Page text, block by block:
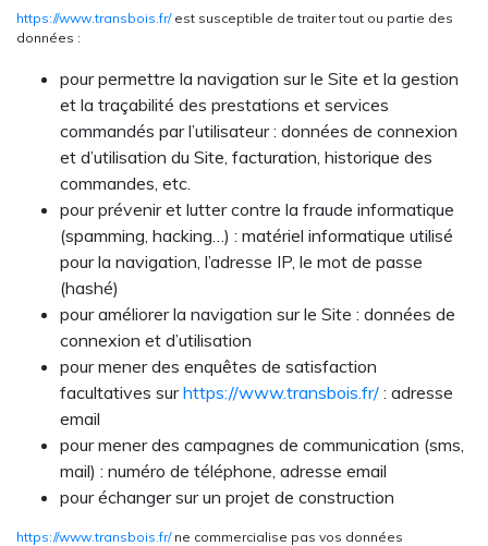
https://www.transbois.fr/est susceptible de traiter tout ou partie des
données :
pour permettre la navigation sur le Site et la gestion
et la traçabilité des prestations et services
commandés par l’utilisateur : données de connexion
et d’utilisation du Site, facturation, historique des
commandes, etc.
pour prévenir et lutter contre la fraude informatique
(spamming, hacking…) : matériel informatique utilisé
pour la navigation, l’adresse IP, le mot de passe
(hashé)
pour améliorer la navigation sur le Site : données de
connexion et d’utilisation
pour mener des enquêtes de satisfaction
facultatives surhttps://www.transbois.fr/ : adresse
email
pour mener des campagnes de communication (sms,
mail) : numéro de téléphone, adresse email
pour échanger sur un projet de construction
https://www.transbois.fr/ne commercialise pas vos données